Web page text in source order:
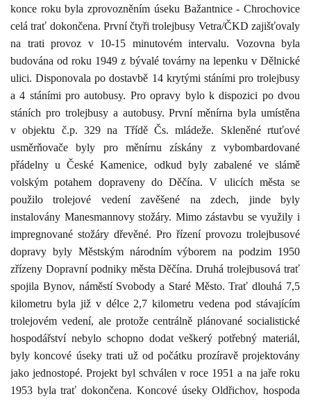
konce roku byla zprovozněním úseku Bažantnice - Chrochovice
celá trať dokončena. První čtyři trolejbusy Vetra/ČKD zajišťovaly
na trati provoz v 10-15 minutovém intervalu. Vozovna byla
budována od roku 1949 z bývalé továrny na lepenku v Dělnické
ulici. Disponovala po dostavbě 14 krytými stáními pro trolejbusy
a 4 stáními pro autobusy. Pro opravy bylo k dispozici po dvou
stáních pro trolejbusy a autobusy. První měnírna byla umístěna
v objektu č.p. 329 na Třídě Čs. mládeže. Skleněné rtuťové
usměrňovače byly pro měnírnu získány z vybombardované
přádelny u České Kamenice, odkud byly zabalené ve slámě
volským potahem dopraveny do Děčína. V ulicích města se
použilo trolejové vedení zavěšené na zdech, jinde byly
instalovány Manesmannovy stožáry. Mimo zástavbu se využily i
impregnované stožáry dřevěné. Pro řízení provozu trolejbusové
dopravy byly Městským národním výborem na podzim 1950
zřízeny Dopravní podniky města Děčína. Druhá trolejbusová trať
spojila Bynov, náměstí Svobody a Staré Město. Trať dlouhá 7,5
kilometru byla již v délce2,7 kilometru vedena pod stávajícím
trolejovém vedení, ale protože centrálně plánované socialistické
hospodářství nebylo schopno dodat veškerý potřebný materiál,
byly koncové úseky trati už od počátku prozíravě projektovány
jako jednostopé. Projekt byl schválen v roce 1951 a na jaře roku
1953 byla trať dokončena. Koncové úseky Oldřichov, hospoda